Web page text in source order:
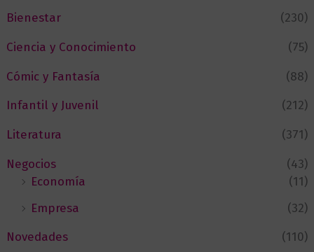
Bienestar
(230)
Ciencia y Conocimiento
(75)
Cómic y Fantasía
(88)
Infantil y Juvenil
(212)
Literatura
(371)
Negocios
(43)
Economía
(11)
Empresa
(32)
Novedades
(110)